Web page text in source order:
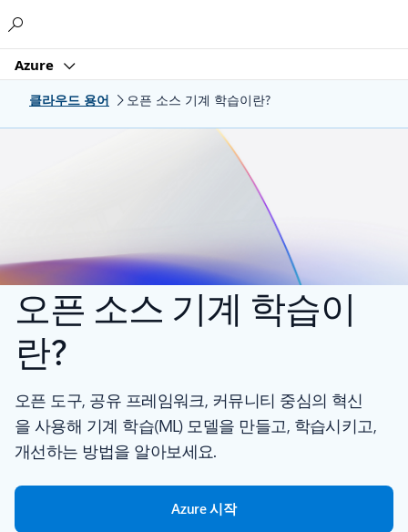
Azure
클라우드 용어 오픈 소스 기계 학습이란?
오픈 소스 기계 학습이
란?
오픈 도구, 공유 프레임워크, 커뮤니티 중심의 혁신
을 사용해 기계 학습(ML) 모델을 만들고, 학습시키고,
개선하는 방법을 알아보세요.
Azure 시작